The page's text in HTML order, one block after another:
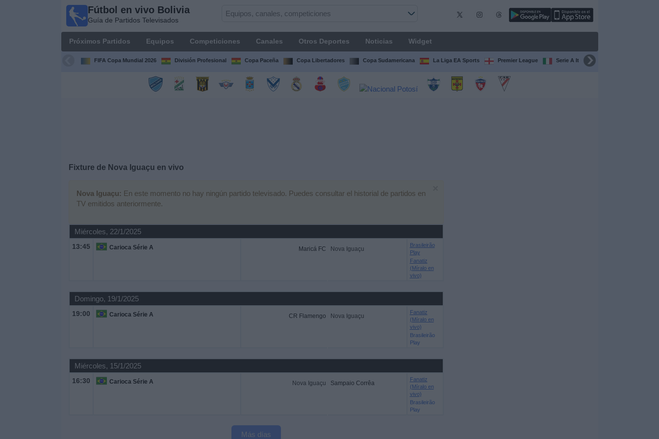
Fútbol en vivo Bolivia
Guía de Partidos Televisados
Próximos Partidos Equipos Competiciones Canales Otros Deportes Noticias Widget
FIFA Copa Mundial 2026 División Profesional Copa Paceña Copa Libertadores Copa Sudamericana La Liga EA Sports Premier League Serie A Italiana
Fixture de Nova Iguaçu en vivo
Nova Iguaçu: En este momento no hay ningún partido televisado. Puedes consultar el historial de partidos en
TV emitidos anteriormente.
Miércoles, 22/1/2025
13:45 Carioca Série A Maricá FC Nova Iguaçu
Brasileirão
Play
Fanatiz
(Míralo en
vivo)
Domingo, 19/1/2025
19:00 Carioca Série A CR Flamengo Nova Iguaçu
Fanatiz
(Míralo en
vivo)
Brasileirão
Play
Miércoles, 15/1/2025
16:30 Carioca Série A Nova Iguaçu Sampaio Corrêa
Fanatiz
(Míralo en
vivo)
Brasileirão
Play
Más días